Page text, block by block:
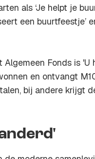
als ‘Je helpt je
een buurtfeestje’
Algemeen Fonds is
en ontvangt
bij andere krijgt